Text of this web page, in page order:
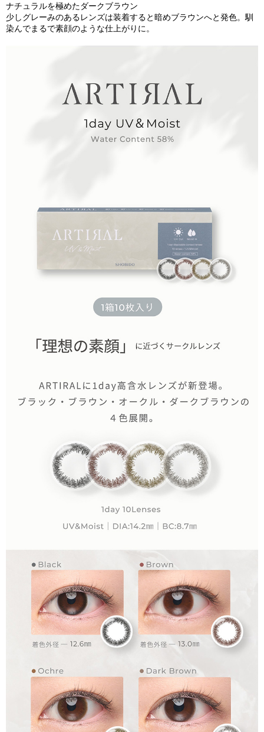
ナチュラルを極めたダークブラウン
少しグレーみのあるレンズは装着すると暗めブラウンへと発色。馴
染んでまるで素顔のような仕上がりに。